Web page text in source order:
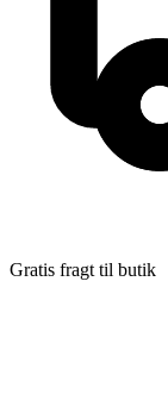
Forlag: Forlaget
29. april
Gratis fragt til butik